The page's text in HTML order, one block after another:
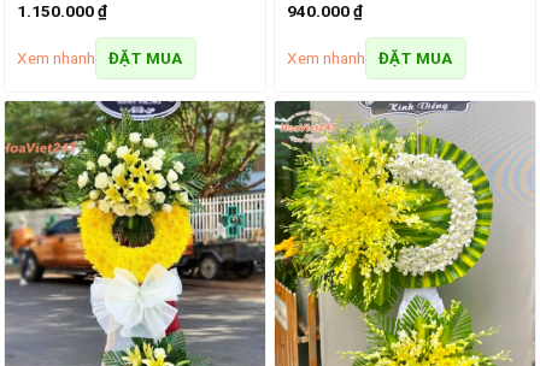
1.150.000₫
Xem nhanh ĐẶT MUA
940.000₫
Xem nhanh ĐẶT MUA